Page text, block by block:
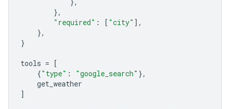
},
"required" : [ "city" ],
},
}
tools =
[
{"type" : "google_search" },
get_weather
]